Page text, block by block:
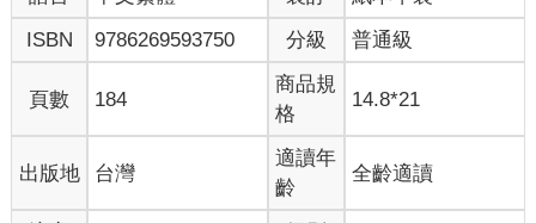
ISBN
9786269593750 分級 普通級
頁數 184
商品規
格
14.8*21
出版地 台灣
適讀年
齡
全齡適讀